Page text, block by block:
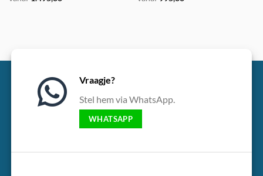
Vraagje?
Stel hem via WhatsApp.
WHATSAPP